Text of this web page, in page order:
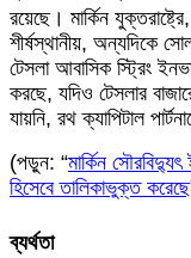
রয়েছে। মার্কিন
শীর্ষস্থানীয়, অন্যদিকে
টেসলা আবাসিক স্ট্রিং
করছে, যদিও টেসলার
যায়নি, রথ ক্যাপিটাল
(পড়ুন: “মার্কিন
হিসেবে তালিকাভুক্ত করেছে
ব্যর্থতা